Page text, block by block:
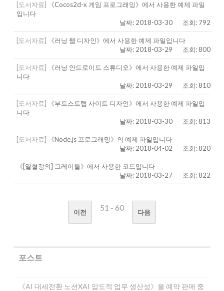
[도서자료]
《Cocos2d-x 게임 프로그래밍》에서 사용한 예제 파일
입니다
날짜: 2018-03-30
조회: 792
[도서자료]
《러닝 웹 디자인》에서 사용한 예제 파일입니다
날짜: 2018-03-29
조회: 800
[도서자료]
《러닝 안드로이드 스튜디오》에서 사용한 예제 파일입
니다
날짜: 2018-03-29
조회: 810
[도서자료]
《부트스트랩 사이트 디자인》에서 사용한 예제 파일입
니다
날짜: 2018-03-30
조회: 813
[도서자료]
《Node.js 프로그래밍》의 예제 파일입니다
날짜: 2018-04-02
조회: 820
《[열혈강의] 그레이들》에서 사용한 코드입니다
날짜: 2018-03-27
조회: 822
이전 51 - 60 다음
포스트
《AI 대세전환 노션XAI 압도적 업무 생산성》을 예약 판매 중